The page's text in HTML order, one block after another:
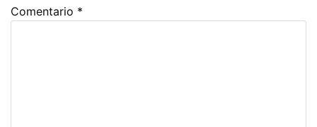
Comentario *